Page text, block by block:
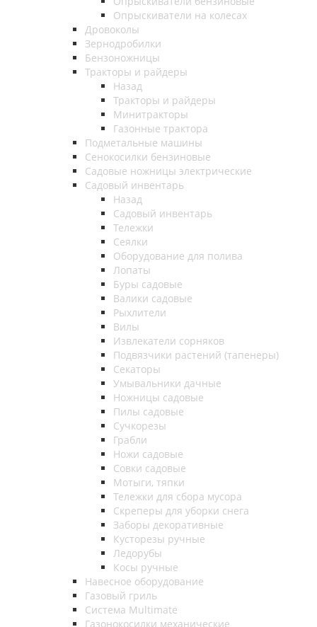
Опрыскиватели на колесах
Дровоколы
Зернодробилки
Бензоножницы
Тракторы и райдеры
Назад
Тракторы и райдеры
Минитракторы
Газонные трактора
Подметальные машины
Сенокосилки бензиновые
Садовые ножницы электрические
Садовый инвентарь
Назад
Садовый инвентарь
Тележки
Сеялки
Оборудование для полива
Лопаты
Буры садовые
Валики садовые
Рыхлители
Вилы
Извлекатели сорняков
Подвязчики растений (тапенеры)
Секаторы
Умывальники дачные
Ножницы садовые
Пилы садовые
Сучкорезы
Грабли
Ножи садовые
Совки садовые
Мотыги, тяпки
Тележки для сбора мусора
Скреперы для уборки снега
Заборы декоративные
Кусторезы ручные
Ледорубы
Косы ручные
Навесное оборудование
Газовый гриль
Система Multimate
Газонокосилки механические